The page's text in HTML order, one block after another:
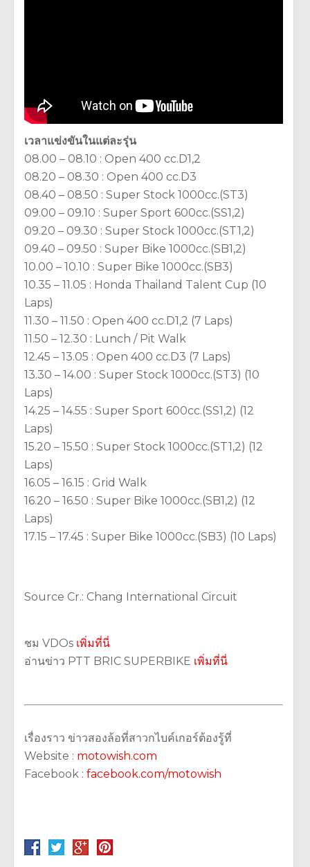
เวลาแข่งขันในแต่ละรุ่น
08.00 – 08.10 : Open 400 cc.D1,2
08.20 – 08.30 : Open 400 cc.D3
08.40 – 08.50 : Super Stock 1000cc.(ST3)
09.00 – 09.10 : Super Sport 600cc.(SS1,2)
09.20 – 09.30 : Super Stock 1000cc.(ST1,2)
09.40 – 09.50 : Super Bike 1000cc.(SB1,2)
10.00 – 10.10 : Super Bike 1000cc.(SB3)
10.35 – 11.05 : Honda Thailand Talent Cup (10
Laps)
11.30 – 11.50 : Open 400 cc.D1,2 (7 Laps)
11.50 – 12.30 : Lunch / Pit Walk
12.45 – 13.05 : Open 400 cc.D3 (7 Laps)
13.30 – 14.00 : Super Stock 1000cc.(ST3) (10
Laps)
14.25 – 14.55 : Super Sport 600cc.(SS1,2) (12
Laps)
15.20 – 15.50 : Super Stock 1000cc.(ST1,2) (12
Laps)
16.05 – 16.15 : Grid Walk
16.20 – 16.50 : Super Bike 1000cc.(SB1,2) (12
Laps)
17.15 – 17.45 : Super Bike 1000cc.(SB3) (10 Laps)
Source Cr.: Chang International Circuit
ชม VDOs เพิ่มที่นี่
อ่านข่าว PTT BRIC SUPERBIKE เพิ่มที่นี่
เรื่องราว ข่าวสองล้อที่สาวกไบค์เกอร์ต้องรู้ที่
Website : motowish.com
Facebook : facebook.com/motowish